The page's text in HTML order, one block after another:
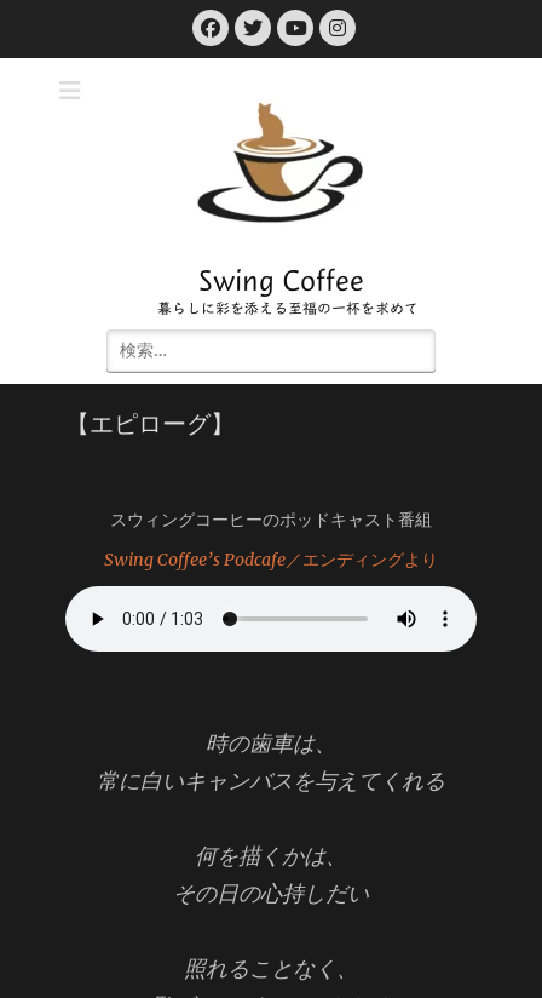
Facebook
Twitter
YouTube
Instagram
Swing Coffee
暮らしに彩を添える至福の一杯を求めて
検
索:
【エピローグ】
スウィングコーヒーのポッドキャスト番組
Swing Coffee’s Podcafe／エンディングより
時の歯車は、
常に白いキャンバスを与えてくれる
何を描くかは、
その日の心持しだい
照れることなく、